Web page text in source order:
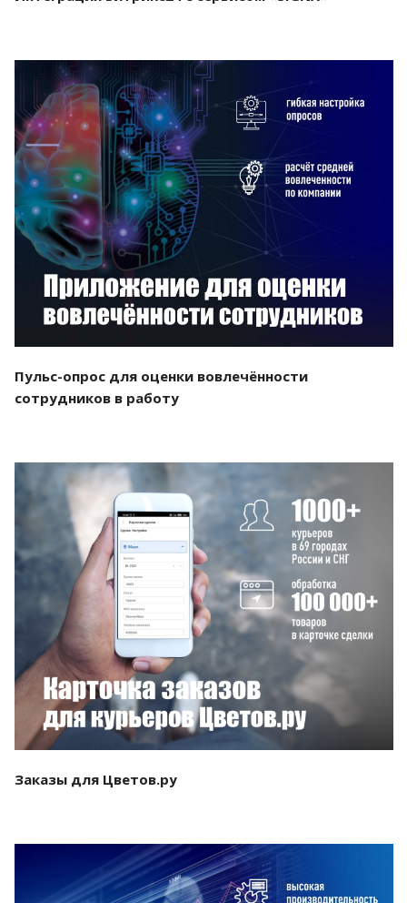
Смотреть проект
Пульс-опрос для оценки вовлечённости
сотрудников в работу
Смотреть проект
Заказы для Цветов.ру